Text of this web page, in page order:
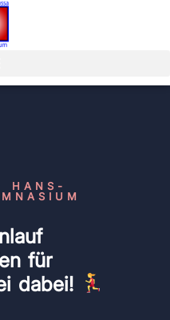
HANS-
für
dabei!